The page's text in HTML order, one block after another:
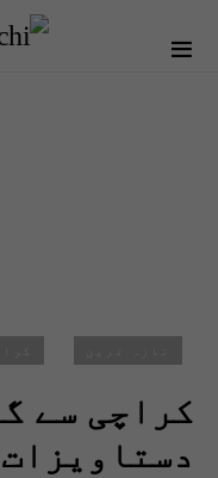
کراچی سے